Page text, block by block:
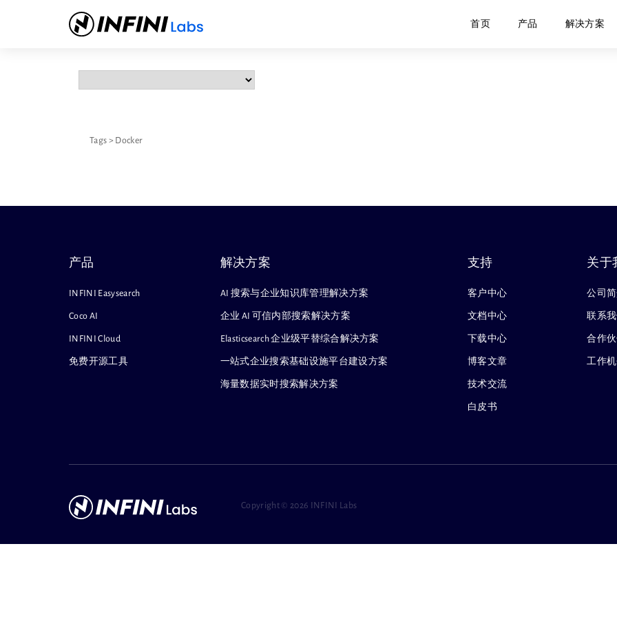
首页 产品 解决方案
Tags > Docker
产品
INFINI Easysearch
Coco AI
INFINI Cloud
免费开源工具
解决方案
AI 搜索与企业知识库管理解决方案
企业 AI 可信内部搜索解决方案
Elasticsearch 企业级平替综合解决方案
一站式企业搜索基础设施平台建设方案
海量数据实时搜索解决方案
支持
客户中心
文档中心
下载中心
博客文章
技术交流
白皮书
关于
公司
联系我
合作
工作
Copyright © 2026 INFINI Labs